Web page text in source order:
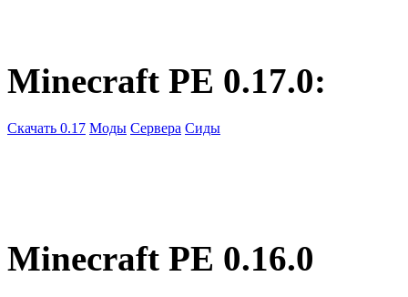
Minecraft PE 0.17.0:
Скачать 0.17 Моды Сервера Сиды
Minecraft PE 0.16.0